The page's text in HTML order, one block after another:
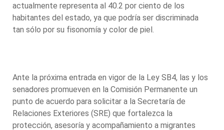
actualmente representa al 40.2 por ciento de los
habitantes del estado, ya que podría ser discriminada
tan sólo por su fisonomía y color de piel.
Ante la próxima entrada en vigor de la Ley SB4, las y los
senadores promueven en la Comisión Permanente un
punto de acuerdo para solicitar a la Secretaría de
Relaciones Exteriores (SRE) que fortalezca la
protección, asesoría y acompañamiento a migrantes